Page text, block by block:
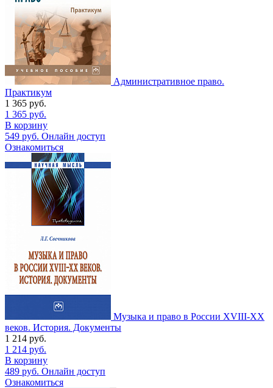
Административное право.
Практикум
1 365 руб.
1 365 руб.
В корзину
549 руб. Онлайн доступ
Ознакомиться
Музыка и право в России XVIII-XX
веков. История. Документы
1 214 руб.
1 214 руб.
В корзину
489 руб. Онлайн доступ
Ознакомиться